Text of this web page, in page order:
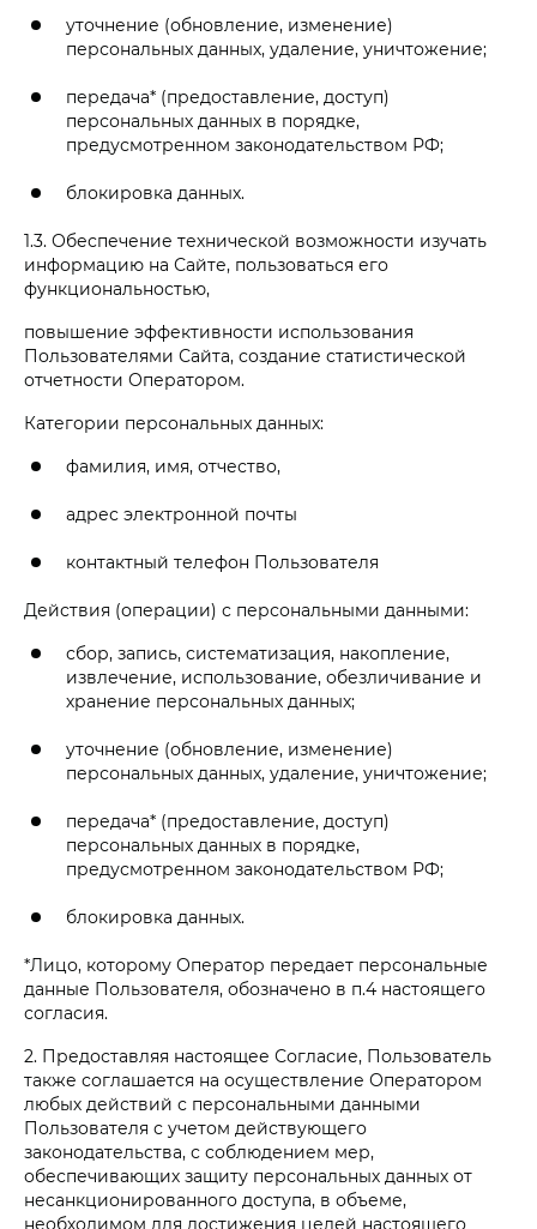
уточнение (обновление, изменение)
персональных данных, удаление, уничтожение;
передача* (предоставление, доступ)
персональных данных в порядке,
предусмотренном законодательством РФ;
блокировка данных.
1.3. Обеспечение технической возможности изучать
информацию на Сайте, пользоваться его
функциональностью,
повышение эффективности использования
Пользователями Сайта, создание статистической
отчетности Оператором.
Категории персональных данных:
фамилия, имя, отчество,
адрес электронной почты
контактный телефон Пользователя
Действия (операции) с персональными данными:
сбор, запись, систематизация, накопление,
извлечение, использование, обезличивание и
хранение персональных данных;
уточнение (обновление, изменение)
персональных данных, удаление, уничтожение;
передача* (предоставление, доступ)
персональных данных в порядке,
предусмотренном законодательством РФ;
блокировка данных.
*Лицо, которому Оператор передает персональные
данные Пользователя, обозначено в п.4 настоящего
согласия.
2. Предоставляя настоящее Согласие, Пользователь
также соглашается на осуществление Оператором
любых действий с персональными данными
Пользователя с учетом действующего
законодательства, с соблюдением мер,
обеспечивающих защиту персональных данных от
несанкционированного доступа, в объеме,
необходимом для достижения целей настоящего